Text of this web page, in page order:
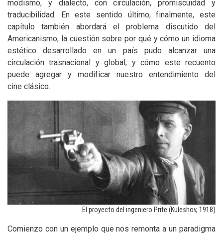
modismo, y dialecto, con circulación, promiscuidad y
traducibilidad. En este sentido último, finalmente, este
capítulo también abordará el problema discutido del
Americanismo, la cuestión sobre por qué y cómo un idioma
estético desarrollado en un país pudo alcanzar una
circulación trasnacional y global, y cómo este recuento
puede agregar y modificar nuestro entendimiento del
cine clásico.
El proyecto del ingeniero Prite (Kuleshov, 1918)
Comienzo con un ejemplo que nos remonta a un paradigma